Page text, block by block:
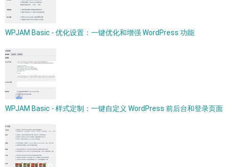
WPJAM Basic - 优化设置：一键优化和增强 WordPress 功能
WPJAM Basic - 样式定制：一键自定义 WordPress 前后台和登录页面